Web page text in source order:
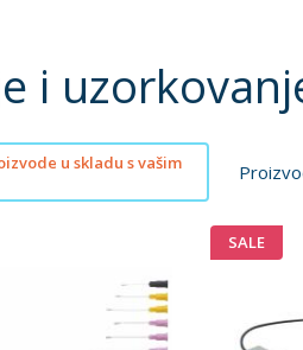
i
u skladu s vašim
SALE